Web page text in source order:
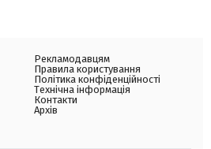
Рекламодавцям
Правила користування
Політика конфіденційності
Технічна інформація
Контакти
Архів